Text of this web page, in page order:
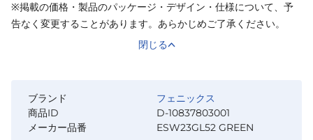
※掲載の価格・製品のパッケージ・デザイン・仕様について、予
告なく変更することがあります。あらかじめご了承ください。
閉じる
ブランド
フェニックス
商品ID
D-10837803001
メーカー品番
ESW23GL52 GREEN